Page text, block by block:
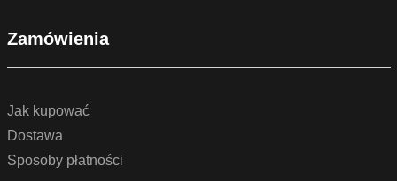
Zamówienia
Jak kupować
Dostawa
Sposoby płatności